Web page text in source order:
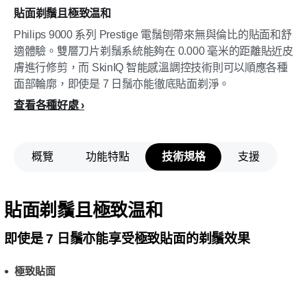
貼面剃鬚且極致温和
Philips 9000 系列 Prestige 電鬚刨帶來無與倫比的貼面和舒
適體驗。雙層刀片剃鬚系統能夠在 0.000 毫米的距離貼近皮
膚進行修剪，而 SkinIQ 智能感溫調控技術則可以順應各種
面部輪廓，即使是 7 日鬚亦能徹底貼面剃淨。
查看各種好處
概覽 功能特點 技術規格 支援
貼面剃鬚且極致温和
即使是 7 日鬚亦能享受極致貼面的剃鬚效果
極致貼面